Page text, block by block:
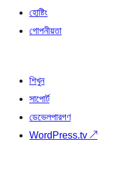
হোষ্টিং
গোপনীয়তা
শিখুন
সাপোর্ট
ডেভেলপারগণ
WordPress.tv ↗